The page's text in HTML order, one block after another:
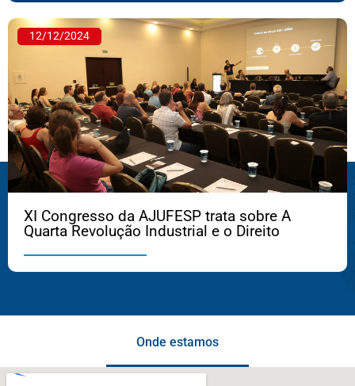
12/12/2024
XI Congresso da AJUFESP trata sobre A
Quarta Revolução Industrial e o Direito
Onde estamos